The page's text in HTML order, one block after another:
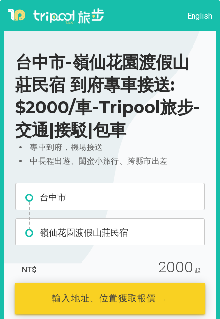
English
台中市-嶺仙花園渡假山
莊民宿 到府專車接送:
$2000/車-Tripool旅步-
交通|接駁|包車
專車到府，機場接送
中長程出遊、閨蜜小旅行、跨縣市出差
台中市
嶺仙花園渡假山莊民宿
NT$ 2000 起
輸入地址、位置獲取報價 →